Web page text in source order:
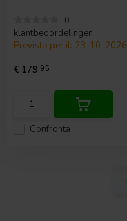
0
klantbeoordelingen
Confronta
Previsto per il: 23-10-2026
€ 179,95